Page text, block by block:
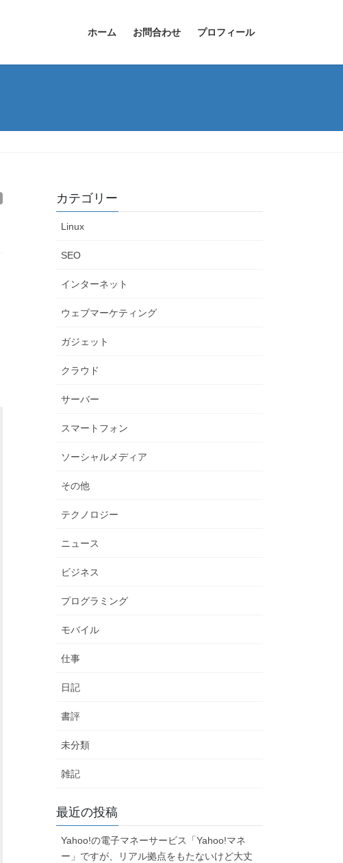
ホーム お問合わせ プロフィール
カテゴリー
Linux
SEO
インターネット
ウェブマーケティング
ガジェット
クラウド
サーバー
スマートフォン
ソーシャルメディア
その他
テクノロジー
ニュース
ビジネス
プログラミング
モバイル
仕事
日記
書評
未分類
雑記
最近の投稿
Yahoo!の電子マネーサービス「Yahoo!マネ
ー」ですが、リアル拠点をもたないけど大丈